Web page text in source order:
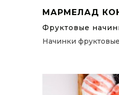
МАРМЕЛАД
Фруктовые
Начинки